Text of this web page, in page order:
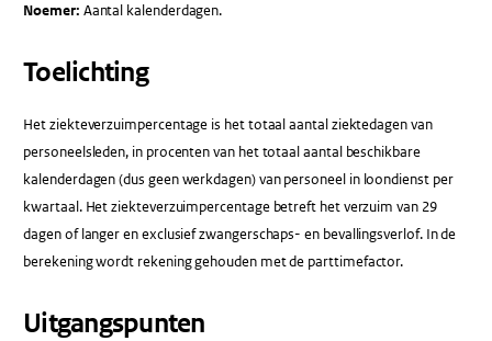
Noemer: Aantal kalenderdagen.
Toelichting
Het ziekteverzuimpercentage is het totaal aantal ziektedagen van
personeelsleden, in procenten van het totaal aantal beschikbare
kalenderdagen (dus geen werkdagen) van personeel in loondienst per
kwartaal. Het ziekteverzuimpercentage betreft het verzuim van 29
dagen of langer en exclusief zwangerschaps- en bevallingsverlof. In de
berekening wordt rekening gehouden met de parttimefactor.
Uitgangspunten